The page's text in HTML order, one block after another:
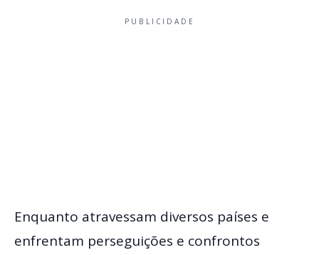
PUBLICIDADE
Enquanto atravessam diversos países e
enfrentam perseguições e confrontos